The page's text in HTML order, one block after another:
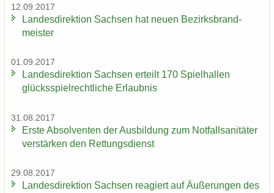
12.09.2017
Lan­des­di­rek­ti­on Sach­sen hat neuen Be­zirks­brand­
meis­ter
01.09.2017
Lan­des­di­rek­ti­on Sach­sen er­teilt 170 Spiel­hal­len
glücks­spiel­recht­li­che Er­laub­nis
31.08.2017
Erste Ab­sol­ven­ten der Aus­bil­dung zum Not­fall­sa­ni­tä­ter
ver­stär­ken den Ret­tungs­dienst
29.08.2017
Lan­des­di­rek­ti­on Sach­sen re­agiert auf Äu­ße­run­gen des